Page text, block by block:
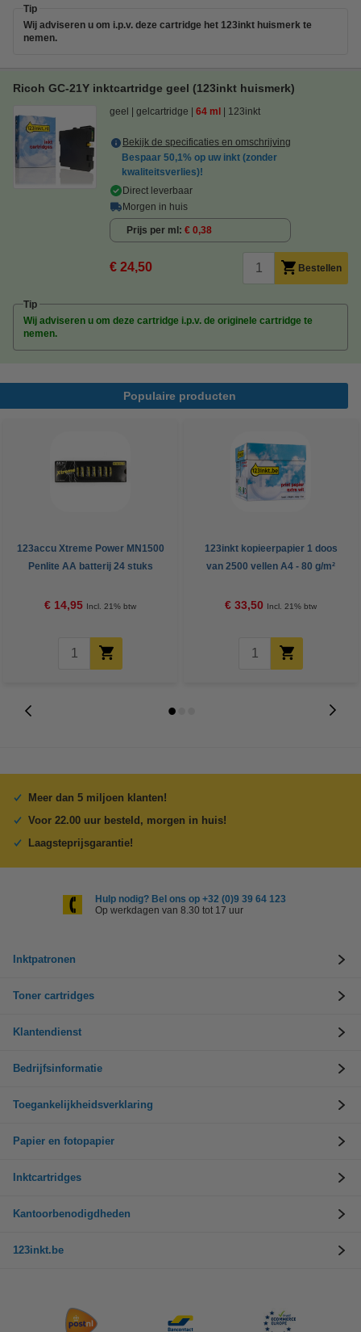
Tip
Wij adviseren u om i.p.v. deze cartridge het 123inkt huismerk te
nemen.
Ricoh GC-21Y inktcartridge geel (123inkt huismerk)
geel gelcartridge 64 ml 123inkt
Bekijk de specificaties en omschrijving
Bespaar 50,1% op uw inkt (zonder
kwaliteitsverlies)!
Direct leverbaar
Morgen in huis
Prijs per ml € 0,38
€ 24,50 Bestellen
Tip
Wij adviseren u om deze cartridge i.p.v. de originele cartridge te
nemen.
Populaire producten
123accu Xtreme Power MN1500
Penlite AA batterij 24 stuks
€ 14,95 Incl. 21% btw
123inkt kopieerpapier 1 doos
van 2500 vellen A4 - 80 g/m²
€ 33,50 Incl. 21% btw
Meer dan 5 miljoen klanten!
Voor 22.00 uur besteld, morgen in huis!
Laagsteprijsgarantie!
Hulp nodig? Bel ons op +32 (0)9 39 64 123
Op werkdagen van 8.30 tot 17 uur
Inktpatronen
Toner cartridges
Klantendienst
Bedrijfsinformatie
Toegankelijkheidsverklaring
Papier en fotopapier
Inktcartridges
Kantoorbenodigdheden
123inkt.be